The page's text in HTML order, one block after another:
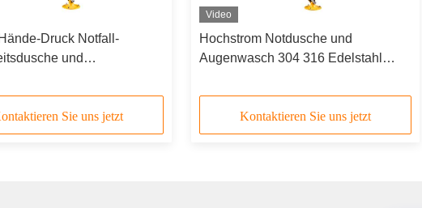
Druck Notfall-
und
Sie uns jetzt
Video
Hochstrom Notdusche und
Augenwasch 304 316 Edelstahl
Kontaktieren Sie uns jetzt